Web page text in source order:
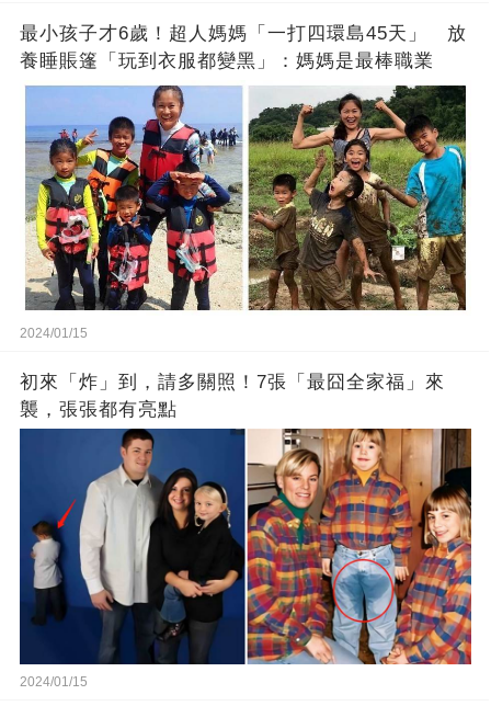
最小孩子才6歲！超人媽媽「一打四環島45天」 放
養睡賬篷「玩到衣服都變黑」：媽媽是最棒職業
2024/01/15
初來「炸」到，請多關照！7張「最囧全家福」來
襲，張張都有亮點
2024/01/15